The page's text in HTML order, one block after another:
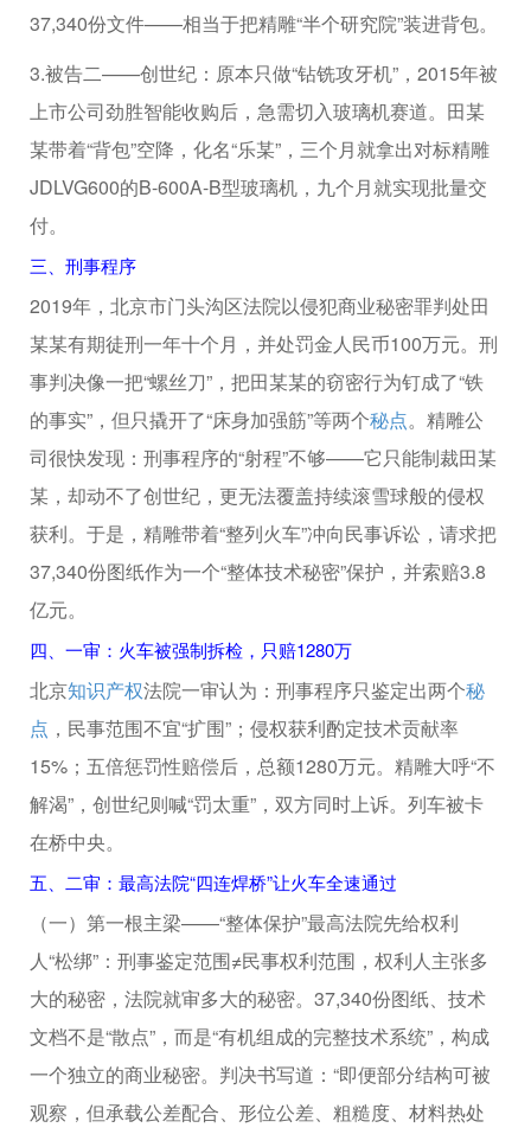
37,340份文件——相当于把精雕“半个研究院”装进背包。
3.被告二——创世纪：原本只做“钻铣攻牙机”，2015年被
上市公司劲胜智能收购后，急需切入玻璃机赛道。田某
某带着“背包”空降，化名“乐某”，三个月就拿出对标精雕
JDLVG600的B-600A-B型玻璃机，九个月就实现批量交
付。
三、刑事程序
2019年，北京市门头沟区法院以侵犯商业秘密罪判处田
某某有期徒刑一年十个月，并处罚金人民币100万元。刑
事判决像一把“螺丝刀”，把田某某的窃密行为钉成了“铁
的事实”，但只撬开了“床身加强筋”等两个秘点。精雕公
司很快发现：刑事程序的“射程”不够——它只能制裁田某
某，却动不了创世纪，更无法覆盖持续滚雪球般的侵权
获利。于是，精雕带着“整列火车”冲向民事诉讼，请求把
37,340份图纸作为一个“整体技术秘密”保护，并索赔3.8
亿元。
四、一审：火车被强制拆检，只赔1280万
北京知识产权法院一审认为：刑事程序只鉴定出两个秘
点 ，民事范围不宜“扩围”；侵权获利酌定技术贡献率
15%；五倍惩罚性赔偿后，总额1280万元。精雕大呼“不
解渴”，创世纪则喊“罚太重”，双方同时上诉。列车被卡
在桥中央。
五、二审：最高法院“四连焊桥”让火车全速通过
（一）第一根主梁——“整体保护”最高法院先给权利
人“松绑”：刑事鉴定范围≠民事权利范围，权利人主张多
大的秘密，法院就审多大的秘密。37,340份图纸、技术
文档不是“散点”，而是“有机组成的完整技术系统”，构成
一个独立的商业秘密。判决书写道：“即便部分结构可被
观察，但承载公差配合、形位公差、粗糙度、材料热处